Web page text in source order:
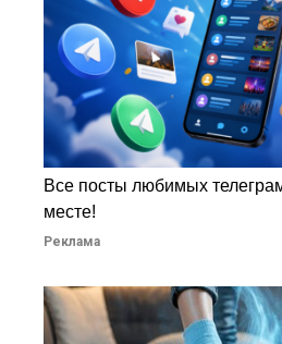
Все посты любимых
месте!
Реклама